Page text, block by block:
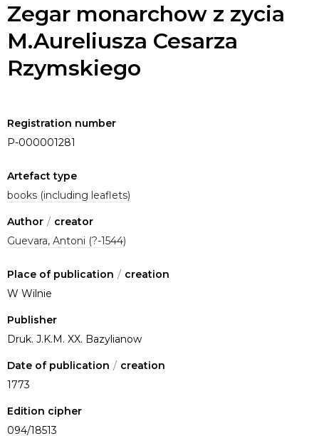
Zegar monarchow z zycia
M.Aureliusza Cesarza
Rzymskiego
Registration number
P-000001281
Artefact type
books (including leaflets)
Author / creator
Guevara, Antoni (?-1544)
Place of publication / creation
W Wilnie
Publisher
Druk. J.K.M. XX. Bazylianow
Date of publication / creation
1773
Edition cipher
094/18513